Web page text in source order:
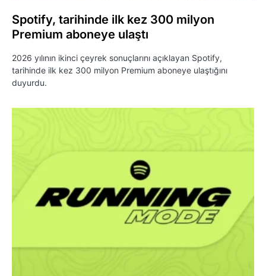
Spotify, tarihinde ilk kez 300 milyon
Premium aboneye ulaştı
2026 yılının ikinci çeyrek sonuçlarını açıklayan Spotify,
tarihinde ilk kez 300 milyon Premium aboneye ulaştığını
duyurdu.